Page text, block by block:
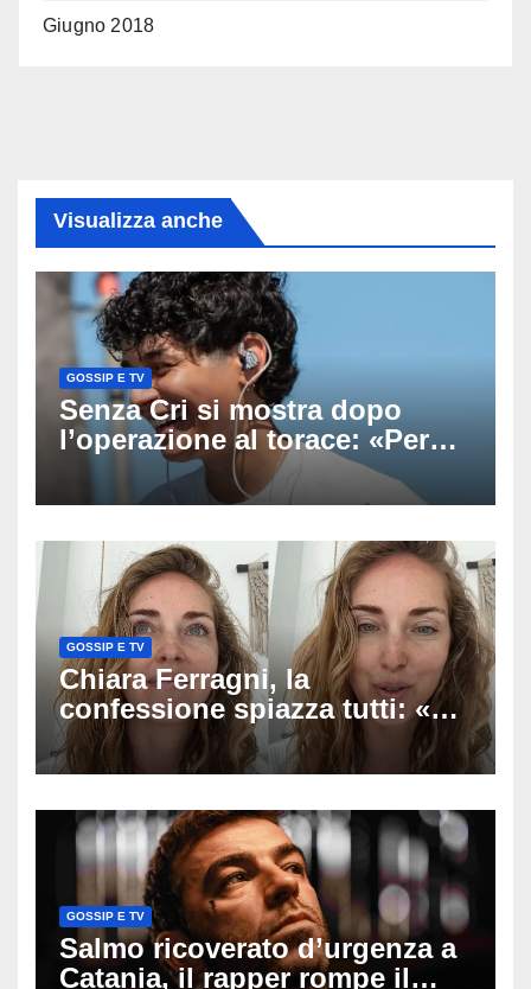
Giugno 2018
Visualizza anche
GOSSIP E TV
Senza Cri si mostra dopo
l’operazione al torace: «Per
anni mi sentivo in trappola», il
racconto sul difficile percorso
GOSSIP E TV
Chiara Ferragni, la
confessione spiazza tutti: «Un
mio ex voleva che mi rifacessi
il seno». Poi svela i ritocchi di
GOSSIP E TV
Salmo ricoverato d’urgenza a
Catania, il rapper rompe il